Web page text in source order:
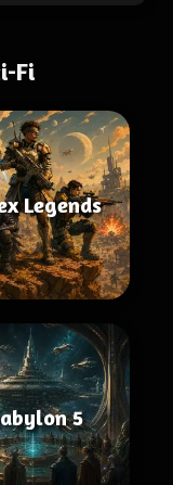
Fi
Legends
5